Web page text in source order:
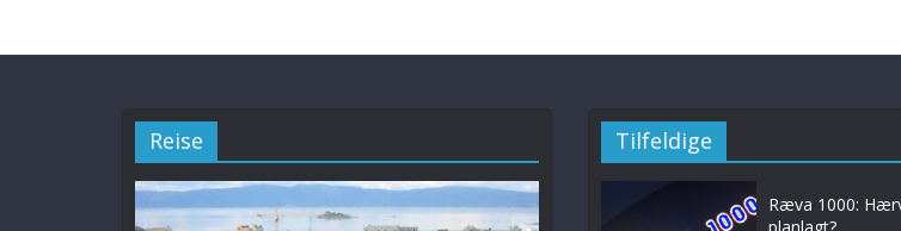
Reise Tilfeldige
Ræva 1000: